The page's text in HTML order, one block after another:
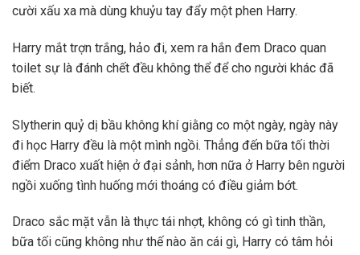
cười xấu xa mà dùng khuỷu tay đẩy một phen Harry.
Harry mắt trợn trắng, hảo đi, xem ra hắn đem Draco quan
toilet sự là đánh chết đều không thể để cho người khác đã
biết.
Slytherin quỷ dị bầu không khí giằng co một ngày, ngày này
đi học Harry đều là một mình ngồi. Thẳng đến bữa tối thời
điểm Draco xuất hiện ở đại sảnh, hơn nữa ở Harry bên người
ngồi xuống tình huống mới thoáng có điều giảm bớt.
Draco sắc mặt vẫn là thực tái nhợt, không có gì tinh thần,
bữa tối cũng không như thế nào ăn cái gì, Harry có tâm hỏi